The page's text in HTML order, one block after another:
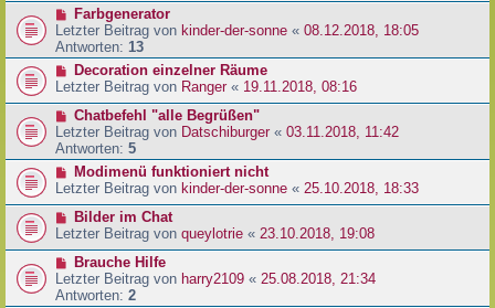
Farbgenerator
Letzter Beitrag von kinder-der-sonne « 08.12.2018, 18:05
Antworten: 13
Decoration einzelner Räume
Letzter Beitrag von Ranger« 19.11.2018, 08:16
Chatbefehl "alle Begrüßen"
Letzter Beitrag von Datschiburger « 03.11.2018, 11:42
Antworten: 5
Modimenü funktioniert nicht
Letzter Beitrag von kinder-der-sonne « 25.10.2018, 18:33
Bilder im Chat
Letzter Beitrag von queylotrie « 23.10.2018, 19:08
Brauche Hilfe
Letzter Beitrag von harry2109 « 25.08.2018, 21:34
Antworten: 2